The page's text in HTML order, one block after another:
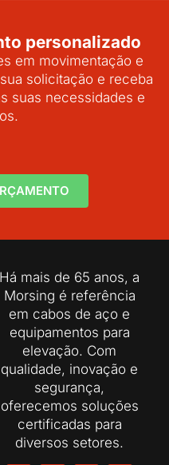
personalizado
em movimentação e
solicitação e receba
suas necessidades e
Há mais de 65 anos, a
Morsing é referência
em cabos de aço e
equipamentos para
elevação. Com
qualidade, inovação e
segurança,
oferecemos soluções
certificadas para
diversos setores.